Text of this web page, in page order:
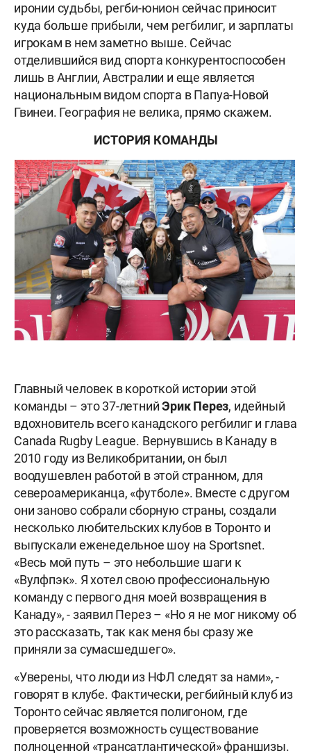
иронии судьбы, регби-юнион сейчас приносит
куда больше прибыли, чем регбилиг, и зарплаты
игрокам в нем заметно выше. Сейчас
отделившийся вид спорта конкурентоспособен
лишь в Англии, Австралии и еще является
национальным видом спорта в Папуа-Новой
Гвинеи. География не велика, прямо скажем.
ИСТОРИЯ КОМАНДЫ
Главный человек в короткой истории этой
команды – это 37-летнийЭрик Перез, идейный
вдохновитель всего канадского регбилиг и глава
Canada Rugby League. Вернувшись в Канаду в
2010 году из Великобритании, он был
воодушевлен работой в этой странном, для
североамериканца, «футболе». Вместе с другом
они заново собрали сборную страны, создали
несколько любительских клубов в Торонто и
выпускали еженедельное шоу на Sportsnet.
«Весь мой путь – это небольшие шаги к
«Вулфпэк». Я хотел свою профессиональную
команду с первого дня моей возвращения в
Канаду», - заявил Перез – «Но я не мог никому об
это рассказать, так как меня бы сразу же
приняли за сумасшедшего».
«Уверены, что люди из НФЛ следят за нами», -
говорят в клубе. Фактически, регбийный клуб из
Торонто сейчас является полигоном, где
проверяется возможность существование
полноценной «трансатлантической» франшизы.